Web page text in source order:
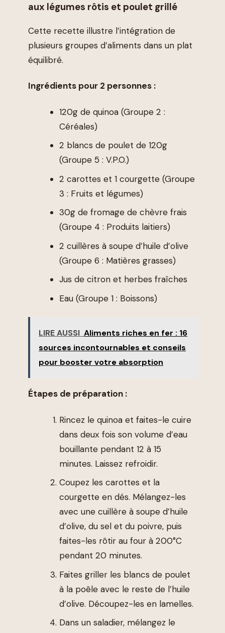
aux légumes rôtis et poulet grillé
Cette recette illustre l’intégration de
plusieurs groupes d’aliments dans un plat
équilibré.
Ingrédients pour 2 personnes :
120g de quinoa (Groupe 2 :
Céréales)
2 blancs de poulet de 120g
(Groupe 5 : V.P.O.)
2 carottes et 1 courgette (Groupe
3 : Fruits et légumes)
30g de fromage de chèvre frais
(Groupe 4 : Produits laitiers)
2 cuillères à soupe d’huile d’olive
(Groupe 6 : Matières grasses)
Jus de citron et herbes fraîches
Eau (Groupe 1 : Boissons)
LIRE AUSSI Aliments riches en fer : 16
sources incontournables et conseils
pour booster votre absorption
Étapes de préparation :
Rincez le quinoa et faites-le cuire
dans deux fois son volume d’eau
bouillante pendant 12 à 15
minutes. Laissez refroidir.
Coupez les carottes et la
courgette en dés. Mélangez-les
avec une cuillère à soupe d’huile
d’olive, du sel et du poivre, puis
faites-les rôtir au four à 200°C
pendant 20 minutes.
Faites griller les blancs de poulet
à la poêle avec le reste de l’huile
d’olive. Découpez-les en lamelles.
Dans un saladier, mélangez le